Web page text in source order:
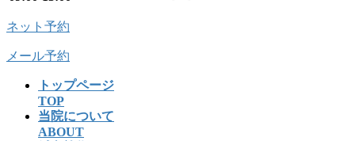
ネット予約
メール予約
トップページ
TOP
当院について
ABOUT